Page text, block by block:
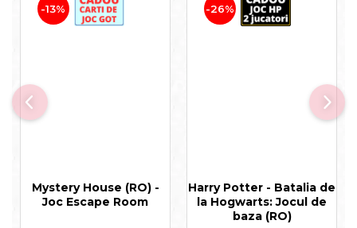
-13%
Mystery House (RO) -
Joc Escape Room
-26%
Harry Potter - Batalia de
la Hogwarts: Jocul de
baza (RO)